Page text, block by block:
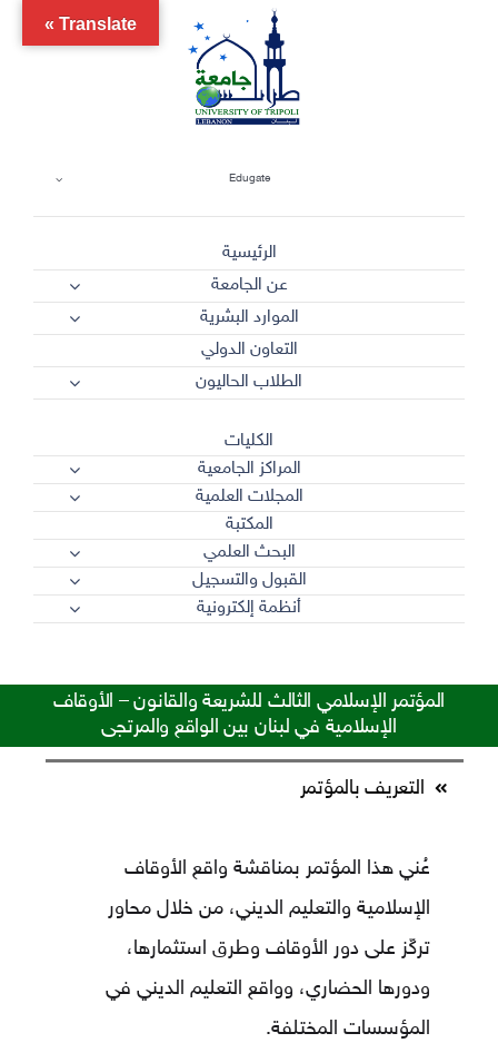
Edugate
الرئيسية
عن الجامعة
الموارد البشرية
التعاون الدولي
الطلاب الحاليون
الكليات
المراكز الجامعية
المجلات العلمية
المكتبة
البحث العلمي
القبول والتسجيل
أنظمة إلكترونية
المؤتمر الإسلامي الثالث للشريعة والقانون – الأوقاف
الإسلامية في لبنان بين الواقع والمرتجى
التعريف بالمؤتمر
عُني هذا المؤتمر بمناقشة واقع الأوقاف
الإسلامية والتعليم الديني، من خلال محاور
تركّز على دور الأوقاف وطرق استثمارها،
ودورها الحضاري، وواقع التعليم الديني في
المؤسسات المختلفة.
Translate »